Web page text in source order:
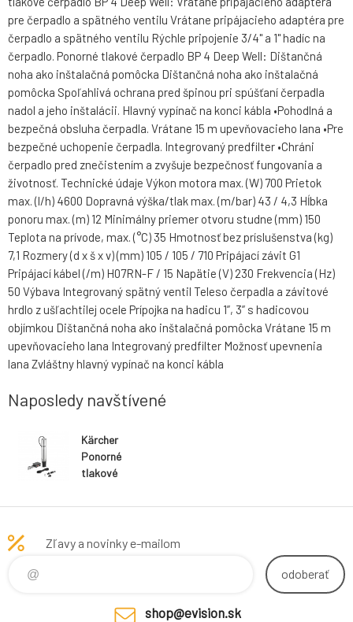
pre čerpadlo a spätného ventilu Vrátane pripájacieho adaptéra pre
čerpadlo a spätného ventilu Rýchle pripojenie 3/4" a 1" hadíc na
čerpadlo. Ponorné tlakové čerpadlo BP 4 Deep Well: Dištančná
noha ako inštalačná pomôcka Dištančná noha ako inštalačná
pomôcka Spoľahlivá ochrana pred špinou pri spúšťaní čerpadla
nadol a jeho inštalácii. Hlavný vypínač na konci kábla •Pohodlná a
bezpečná obsluha čerpadla. Vrátane 15 m upevňovacieho lana •Pre
bezpečné uchopenie čerpadla. Integrovaný predfilter •Chráni
čerpadlo pred znečistením a zvyšuje bezpečnosť fungovania a
životnosť. Technické údaje Výkon motora max. (W) 700 Prietok
max. (l/h) 4600 Dopravná výška/tlak max. (m/bar) 43 / 4,3 Hĺbka
ponoru max. (m) 12 Minimálny priemer otvoru studne (mm) 150
Teplota na prívode, max. (°C) 35 Hmotnosť bez príslušenstva (kg)
7,1 Rozmery (d x š x v) (mm) 105 / 105 / 710 Pripájací závit G1
Pripájací kábel (/m) H07RN-F / 15 Napätie (V) 230 Frekvencia (Hz)
50 Výbava Integrovaný spätný ventil Teleso čerpadla a závitové
hrdlo z ušľachtilej ocele Prípojka na hadicu 1”, 3” s hadicovou
objímkou Dištančná noha ako inštalačná pomôcka Vrátane 15 m
upevňovacieho lana Integrovaný predfilter Možnosť upevnenia
lana Zvláštny hlavný vypínač na konci kábla
Naposledy navštívené
Kärcher
Ponorné
tlakové
Deep Well
Zľavy a novinky e-mailom
odoberať
shop@evision.sk